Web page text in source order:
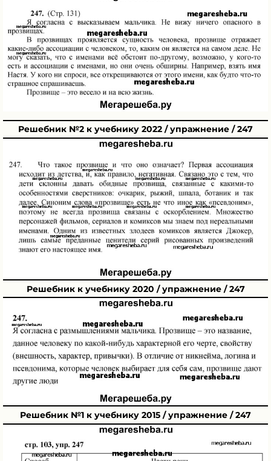
Решебник №2 к учебнику 2022 / упражнение / 247
Решебник к учебнику 2020 / упражнение / 247
Решебник №1 к учебнику 2015 / упражнение / 247